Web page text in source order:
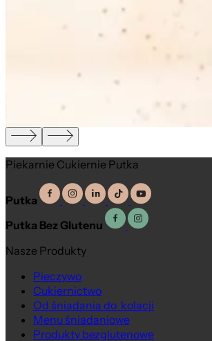
Piekarnie Cukiernie Putka
Putka
Putka Bez Glutenu
Nasze Produkty
Pieczywo
Cukiernictwo
Od śniadania do kolacji
Menu śniadaniowe
Produkty bezglutenowe